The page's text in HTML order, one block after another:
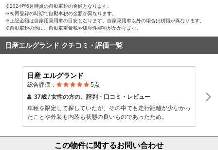
※2024年6月時点の自動車税の金額となります。
※初回登録の時期で自動車税の金額が異なります。
※上記金額は自家用乗用車の目安となります。自家乗用車以外の場合は税額が異なります。
※自動車税の他に、自動車重量税や環境性能割がかかります。
日産エルグランド クチコミ・評価一覧
日産 エルグランド
総合評価： 5 点
37歳 / 女性の方の、評判・口コミ・レビュー
車種を限定して探していたが、その中でも走行距離が少なかっ
たことや外装も内装も状態の良いものであったため。
この物件に関するお問い合わせ